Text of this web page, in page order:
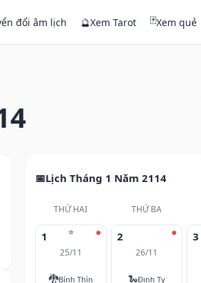
đổi âm lịch 🔮Xem Tarot 🃏Xem quẻ
Lịch Tháng 1 Năm 2114
THỨ HAI THỨ BA
⭐
1
25/11
🐉Bính Thìn
2
26/11
🐍Đinh Tỵ
3